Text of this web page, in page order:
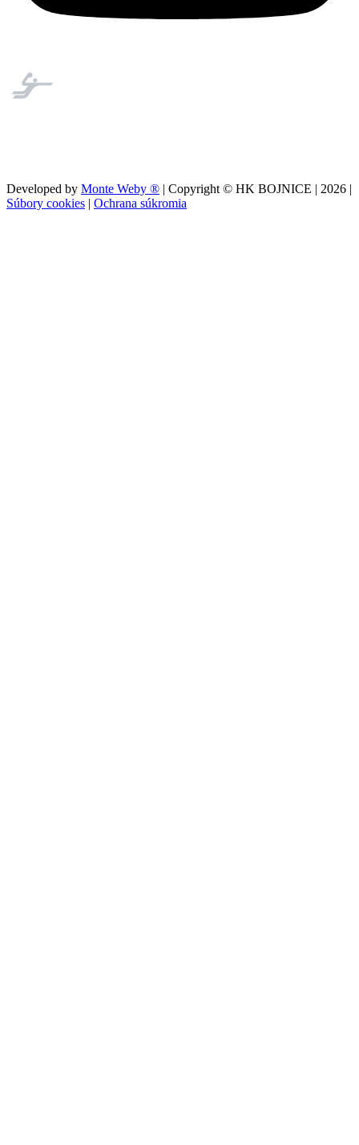
Developed by Monte Weby ® | Copyright © HK BOJNICE | 2026 |
Súbory cookies | Ochrana súkromia